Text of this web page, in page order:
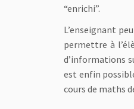
“enrichi”.
L’enseignant
permettre à
d’informations
est enfin
cours de maths